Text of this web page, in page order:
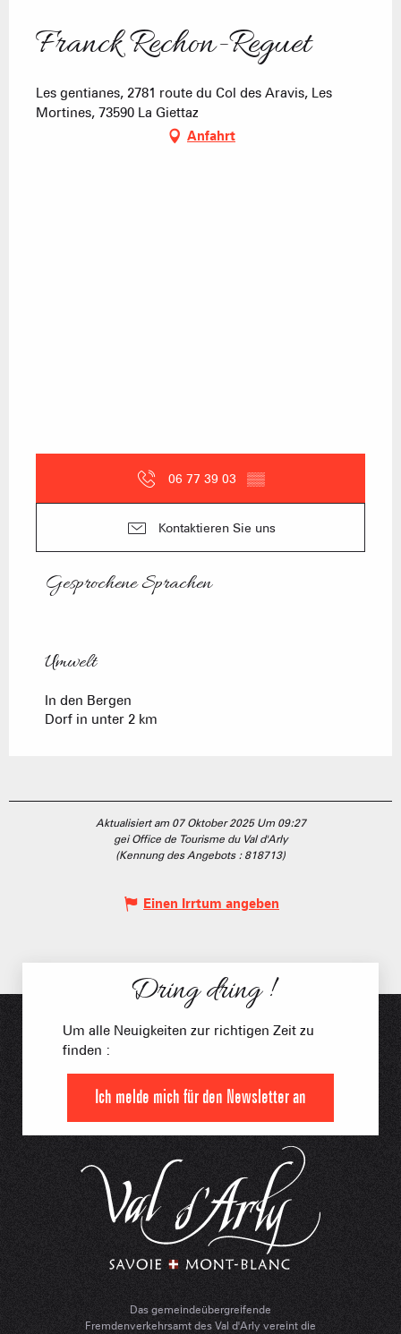
Franck Rechon-Reguet
Les gentianes, 2781 route du Col des Aravis, Les
Mortines, 73590 La Giettaz
Anfahrt
06 77 39 03 ▒▒
Kontaktieren Sie uns
Gesprochene Sprachen
Gesprochene Sprachen
Umwelt
Umwelt
In den Bergen
Dorf in unter 2 km
Aktualisiert am 07 Oktober 2025 Um 09:27
gei Office de Tourisme du Val d'Arly
(Kennung des Angebots : 818713)
Einen Irrtum angeben
Das gemeindeübergreifende
Fremdenverkehrsamt des Val d'Arly vereint die
Dring dring !
Um alle Neuigkeiten zur richtigen Zeit zu
finden :
Ich melde mich für den Newsletter an